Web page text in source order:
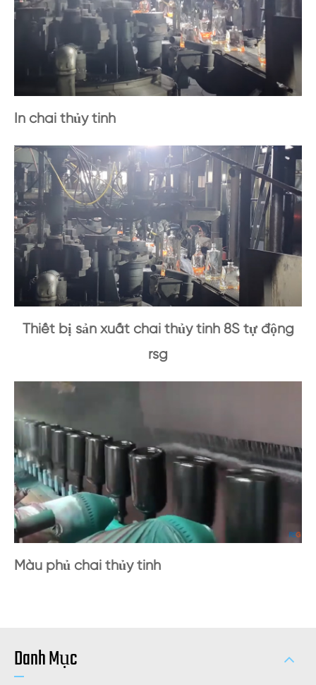
In chai thủy tinh
Thiết bị sản xuất chai thủy tinh 8S tự động
rsg
Màu phủ chai thủy tinh
Danh Mục